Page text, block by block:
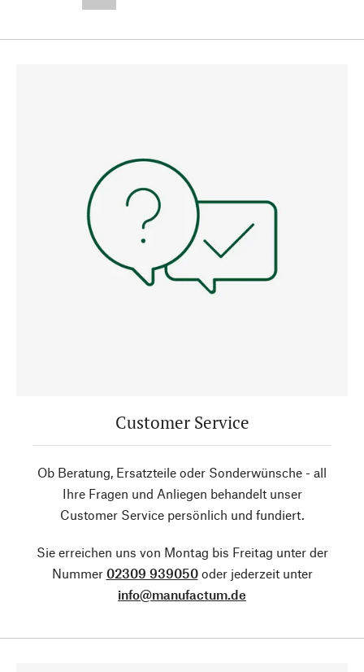
Customer Service
Ob Beratung, Ersatzteile oder Sonderwünsche - all
Ihre Fragen und Anliegen behandelt unser
Customer Service persönlich und fundiert.
Sie erreichen uns von Montag bis Freitag unter der
Nummer 02309 939050oder jederzeit unter
info@manufactum.de